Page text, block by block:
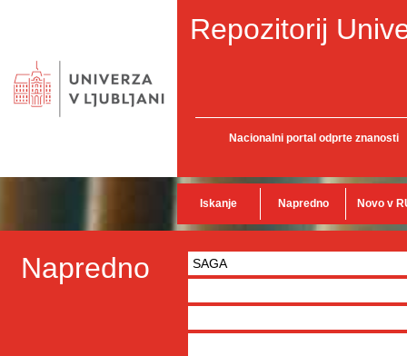
Repozitorij
Nacionalni portal odprte znanosti
Iskanje Napredno Novo v
Napredno